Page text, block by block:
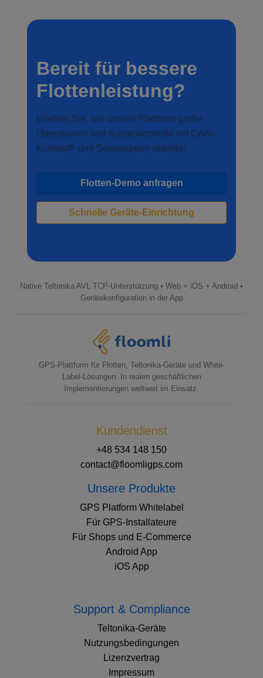
Bereit für bessere
Flottenleistung?
Erleben Sie, wie unsere Plattform große
Operationen und Kostenkontrolle mit CAN-,
Kraftstoff- und Sensordaten abbildet.
Flotten-Demo anfragen
Schnelle Geräte-Einrichtung
Native Teltonika AVL TCP-Unterstützung • Web + iOS + Android •
Gerätekonfiguration in der App
GPS-Plattform für Flotten, Teltonika-Geräte und White-
Label-Lösungen. In realen geschäftlichen
Implementierungen weltweit im Einsatz.
Kundendienst
+48 534 148 150
contact@floomligps.com
Unsere Produkte
GPS Platform Whitelabel
Für GPS-Installateure
Für Shops und E-Commerce
Android App
iOS App
Support & Compliance
Teltonika-Geräte
Nutzungsbedingungen
Lizenzvertrag
Impressum